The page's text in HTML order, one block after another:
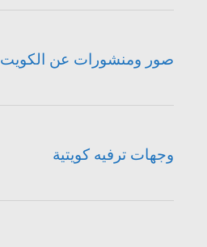
صور ومنشورات عن الكويت
وجهات ترفيه كويتية